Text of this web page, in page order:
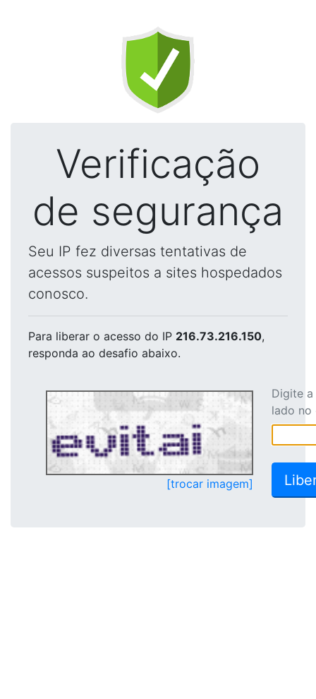
Verificação
de segurança
Seu IP fez diversas tentativas de
acessos suspeitos a sites hospedados
conosco.
Para liberar o acesso do IP 216.73.216.150,
responda ao desafio abaixo.
[trocar imagem]
Digite
lado no